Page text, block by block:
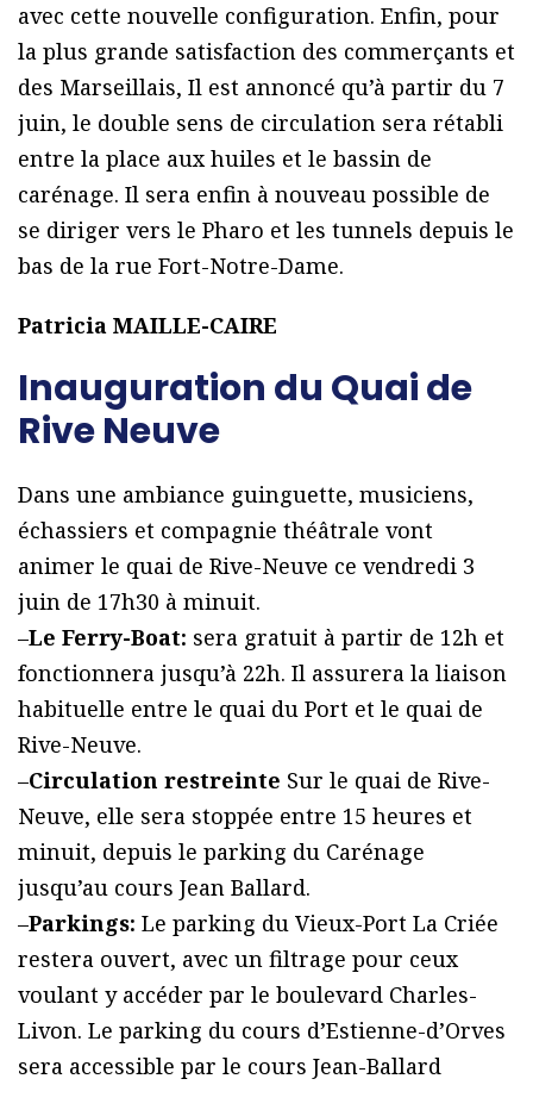
avec cette nouvelle configuration. Enfin, pour
la plus grande satisfaction des commerçants et
des Marseillais, Il est annoncé qu’à partir du 7
juin, le double sens de circulation sera rétabli
entre la place aux huiles et le bassin de
carénage. Il sera enfin à nouveau possible de
se diriger vers le Pharo et les tunnels depuis le
bas de la rue Fort-Notre-Dame.
Patricia MAILLE-CAIRE
Inauguration du Quai de
Rive Neuve
Dans une ambiance guinguette, musiciens,
échassiers et compagnie théâtrale vont
animer le quai de Rive-Neuve ce vendredi 3
juin de 17h30 à minuit.
–Le Ferry-Boat: sera gratuit à partir de 12h et
fonctionnera jusqu’à 22h. Il assurera la liaison
habituelle entre le quai du Port et le quai de
Rive-Neuve.
–Circulation restreinte Sur le quai de Rive-
Neuve, elle sera stoppée entre 15 heures et
minuit, depuis le parking du Carénage
jusqu’au cours Jean Ballard.
–Parkings: Le parking du Vieux-Port La Criée
restera ouvert, avec un filtrage pour ceux
voulant y accéder par le boulevard Charles-
Livon. Le parking du cours d’Estienne-d’Orves
sera accessible par le cours Jean-Ballard